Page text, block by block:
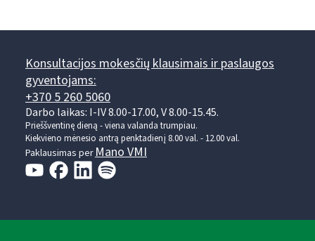
Konsultacijos mokesčių klausimais ir paslaugos
gyventojams:
+370 5 260 5060
Darbo laikas: I-IV 8.00-17.00, V 8.00-15.45.
Prieššventinę dieną - viena valanda trumpiau.
Kiekvieno mėnesio antrą penktadienį 8.00 val. - 12.00 val.
Paklausimas perMano VMI